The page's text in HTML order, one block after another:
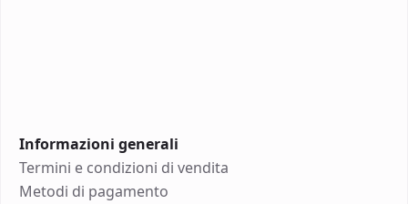
Informazioni generali
Termini e condizioni di vendita
Metodi di pagamento